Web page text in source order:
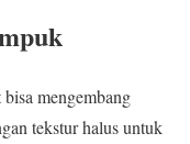
mengembang
tekstur halus untuk